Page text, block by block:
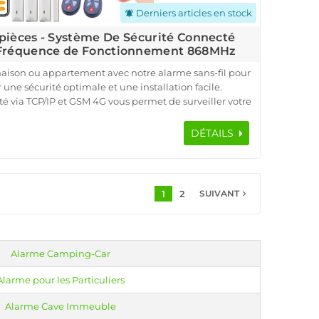
notifications_active Derniers articles en stock
- Système De Sécurité Connecté
de Fonctionnement 868MHz
ou appartement avec notre alarme sans-fil pour
une sécurité optimale et une installation facile.
via TCP/IP et GSM 4G vous permet de surveiller votre
centrale d'alarme avec sirène intégrée, 3 détecteurs
5 détecteurs de mouvement, une sirène
à 24 heures en cas de coupure de courant. Facile à
vous garantit une tranquillité d'esprit, où que vous
DÉTAILS
1 2 SUIVANTnavigate_next
Alarme Camping-Car
pour les Particuliers
Alarme Cave Immeuble